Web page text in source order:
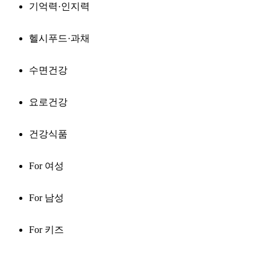
기억력·인지력
헬시푸드·과채
수면건강
요로건강
건강식품
For 여성
For 남성
For 키즈